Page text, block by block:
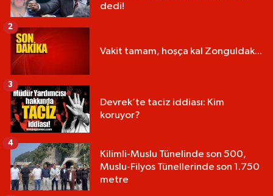
dedi!
Vakit tamam, hoşça kal Zonguldak...
2
Devrek’te taciz iddiası: Kim
koruyor?
3
Kilimli-Muslu Tünelinde son 500,
Muslu-Filyos Tünellerinde son 1.750
metre
4